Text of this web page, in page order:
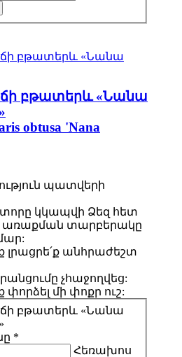
բթատերև «Նանա
obtusa 'Nana
պատվերի
կկապվի Ձեզ հետ
առաքման տարբերակը
լրացրե՛ք անհրաժեշտ
չհաջողվեց:
փորձել մի փոքր ուշ:
բթատերև «Նանա
*
Հեռախոս